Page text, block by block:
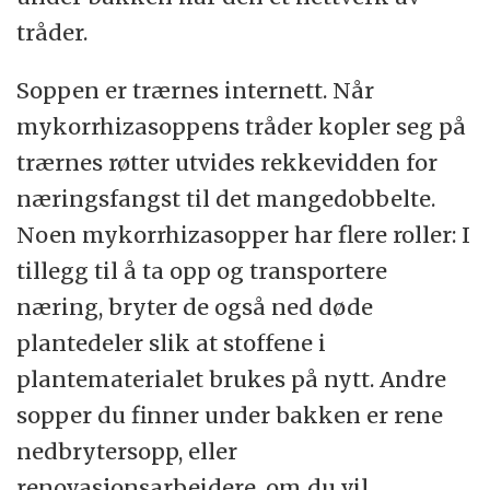
tråder.
Soppen er trærnes internett. Når
mykorrhizasoppens tråder kopler seg på
trærnes røtter utvides rekkevidden for
næringsfangst til det mangedobbelte.
Noen mykorrhizasopper har flere roller: I
tillegg til å ta opp og transportere
næring, bryter de også ned døde
plantedeler slik at stoffene i
plantematerialet brukes på nytt. Andre
sopper du finner under bakken er rene
nedbrytersopp, eller